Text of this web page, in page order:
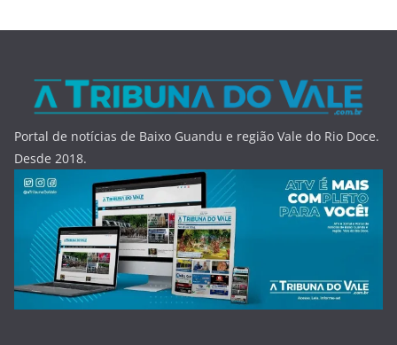
Portal de notícias de Baixo Guandu e região Vale do Rio Doce.
Desde 2018.